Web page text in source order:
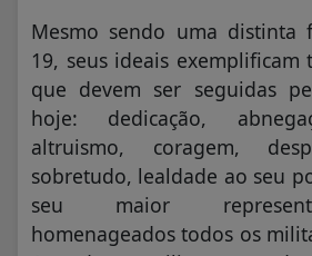
Mesmo sendo uma distinta
19, seus ideais exemplificam
que devem ser seguidas
hoje: dedicação,
altruismo, coragem,
sobretudo, lealdade ao seu
seu maior
homenageados todos os